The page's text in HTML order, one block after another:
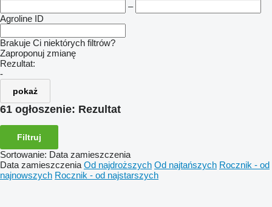
–
Agroline ID
Brakuje Ci niektórych filtrów?
Zaproponuj zmianę
Rezultat:
-
pokaż
61 ogłoszenie: Rezultat
Filtruj
Sortowanie: Data zamieszczenia
Data zamieszczenia Od najdroższych Od najtańszych Rocznik - od
najnowszych Rocznik - od najstarszych